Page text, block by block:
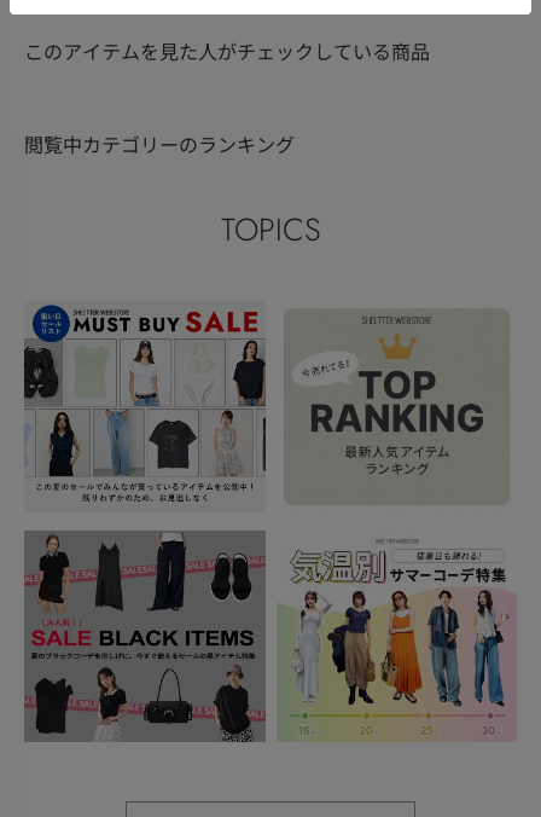
このアイテムを見た人がチェックしている商品
閲覧中カテゴリーのランキング
TOPICS